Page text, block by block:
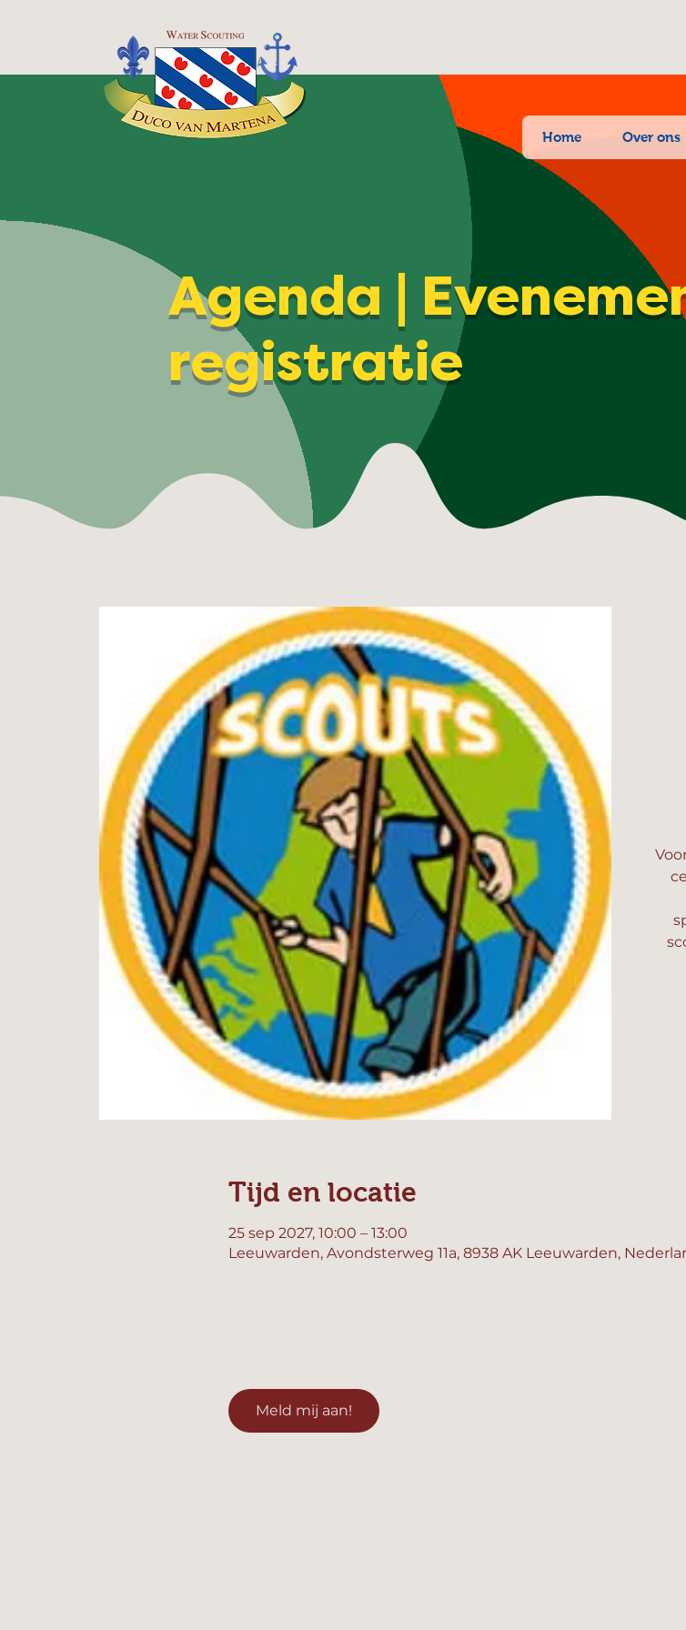
Home Over ons
Agenda |
registratie
Tijd en locatie
25 sep 2027, 10:00 – 13:00
Leeuwarden, Avondsterweg 11a, 8938 AK Leeuwarden,
Meld mij aan!